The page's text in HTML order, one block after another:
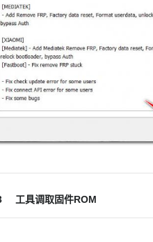
工具调取固件ROM